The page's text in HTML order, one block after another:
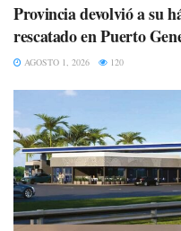
Provincia devolvió a su
rescatado en Puerto
AGOSTO 1, 2026 120